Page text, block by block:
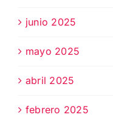
junio 2025
mayo 2025
abril 2025
febrero 2025